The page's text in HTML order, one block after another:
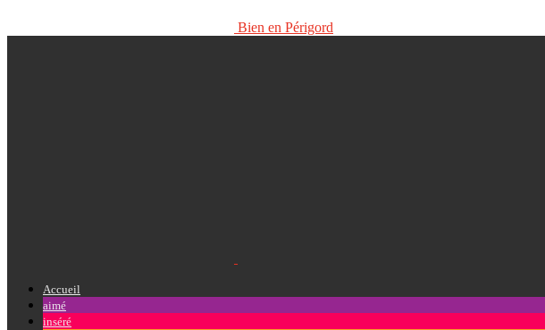
Bien en Périgord
Accueil
aimé
inséré